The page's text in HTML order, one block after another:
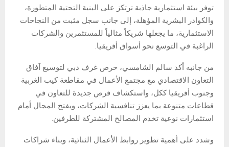
توفر بيئة استثمارية جاذبة ترتكز على البنية التحتية المتطورة،
والكوادر البشرية المؤهلة، إلى جانب سجل مثبت من النجاحات
الاستثمارية، ما يجعلها شريكاً مثالياً للمستثمرين والشركات
الراغبة في التوسع نحو أسواق أفريقيا.
من جانبه أكد سالم الشامسي، حرص غرف دبي لتوسيع آفاق
التعاون الاقتصادي مع مجتمع الأعمال في مقاطعة كيب الغربية
وجنوب أفريقيا ككل، واستكشاف فرص جديدة للتعاون في
قطاعات متنوعة بما يعزز تنافسية الشركات، ويفتح المجال أمام
استثمارات نوعية تخدم المصالح المشتركة للطرفين.
وشدد على أهمية تطوير روابط الأعمال الثنائية، وبناء شراكات